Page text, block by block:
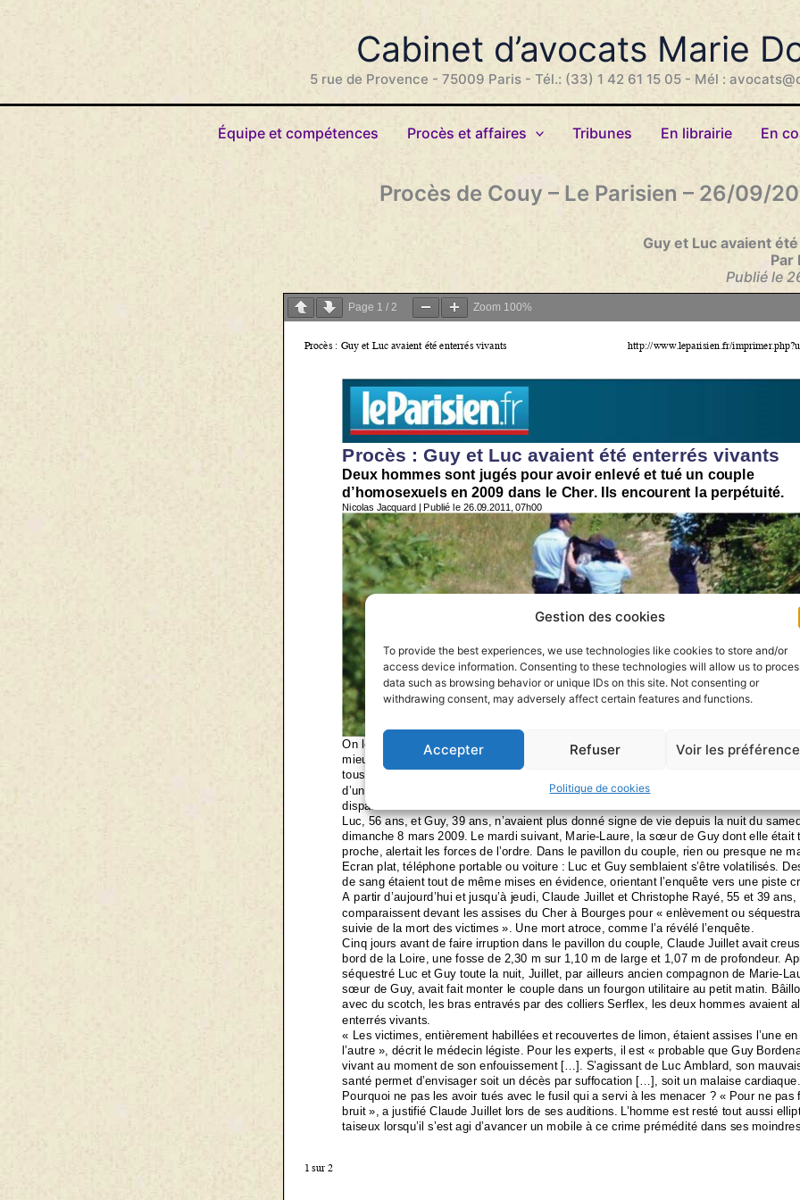
Gestion des cookies
To provide the best experiences, we use technologies like cookies to store and/or
access device information. Consenting to these technologies will allow us to
data such as browsing behavior or unique IDs on this site. Not consenting or
withdrawing consent, may adversely affect certain features and functions.
Accepter Refuser Voir les
Politique de cookies
Aller
Cabinet d’avocats Marie
5 rue de Provence - 75009 Paris - Tél.: (33) 1 42 61 15 05 - Mél :
Équipe et compétences Procès et affaires Tribunes En librairie En
Procès de Couy – Le Parisien – 26/09/
Guy et Luc avaient
Par
Publié le
Page 1 / 2 Zoom 100%